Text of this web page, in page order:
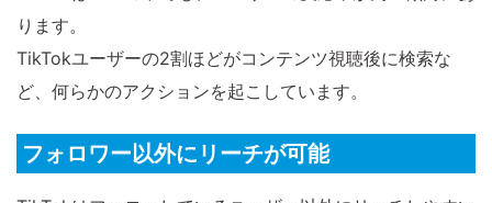
ります。
TikTokユーザーの2割ほどがコンテンツ視聴後に検索な
ど、何らかのアクションを起こしています。
フォロワー以外にリーチが可能